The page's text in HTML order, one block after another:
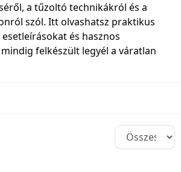
a tűzoltó technikákról és a
szól. Itt olvashatsz praktikus
és hasznos
felkészült legyél a váratlan